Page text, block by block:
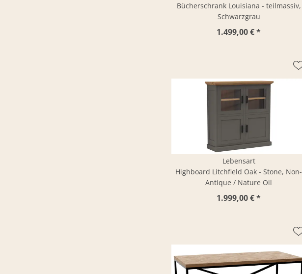
Bücherschrank Louisiana - teilmassiv,
Schwarzgrau
1.499,00 € *
Lebensart
Highboard Litchfield Oak - Stone, Non-
Antique / Nature Oil
1.999,00 € *